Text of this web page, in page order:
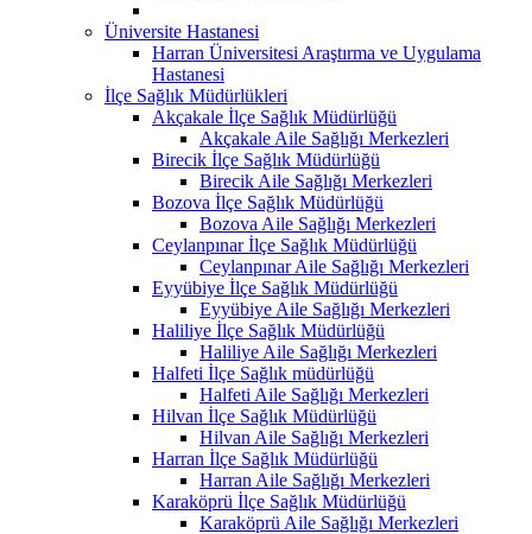
Üniversite Hastanesi
Harran Üniversitesi Araştırma ve Uygulama
Hastanesi
İlçe Sağlık Müdürlükleri
Akçakale İlçe Sağlık Müdürlüğü
Akçakale Aile Sağlığı Merkezleri
Birecik İlçe Sağlık Müdürlüğü
Birecik Aile Sağlığı Merkezleri
Bozova İlçe Sağlık Müdürlüğü
Bozova Aile Sağlığı Merkezleri
Ceylanpınar İlçe Sağlık Müdürlüğü
Ceylanpınar Aile Sağlığı Merkezleri
Eyyübiye İlçe Sağlık Müdürlüğü
Eyyübiye Aile Sağlığı Merkezleri
Haliliye İlçe Sağlık Müdürlüğü
Haliliye Aile Sağlığı Merkezleri
Halfeti İlçe Sağlık müdürlüğü
Halfeti Aile Sağlığı Merkezleri
Hilvan İlçe Sağlık Müdürlüğü
Hilvan Aile Sağlığı Merkezleri
Harran İlçe Sağlık Müdürlüğü
Harran Aile Sağlığı Merkezleri
Karaköprü İlçe Sağlık Müdürlüğü
Karaköprü Aile Sağlığı Merkezleri